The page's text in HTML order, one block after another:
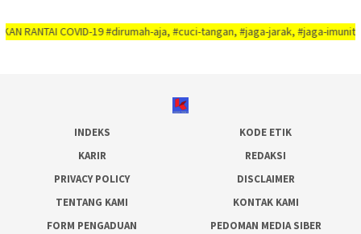
COVID-19 #dirumah-aja, #cuci-tangan, #jaga-jarak, #jaga-imunitas-
INDEKS
KODE ETIK
KARIR
REDAKSI
PRIVACY POLICY
DISCLAIMER
TENTANG KAMI
KONTAK KAMI
FORM PENGADUAN
PEDOMAN MEDIA SIBER